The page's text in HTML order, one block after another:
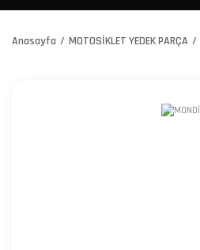
Anasayfa MOTOSİKLET YEDEK PARÇA